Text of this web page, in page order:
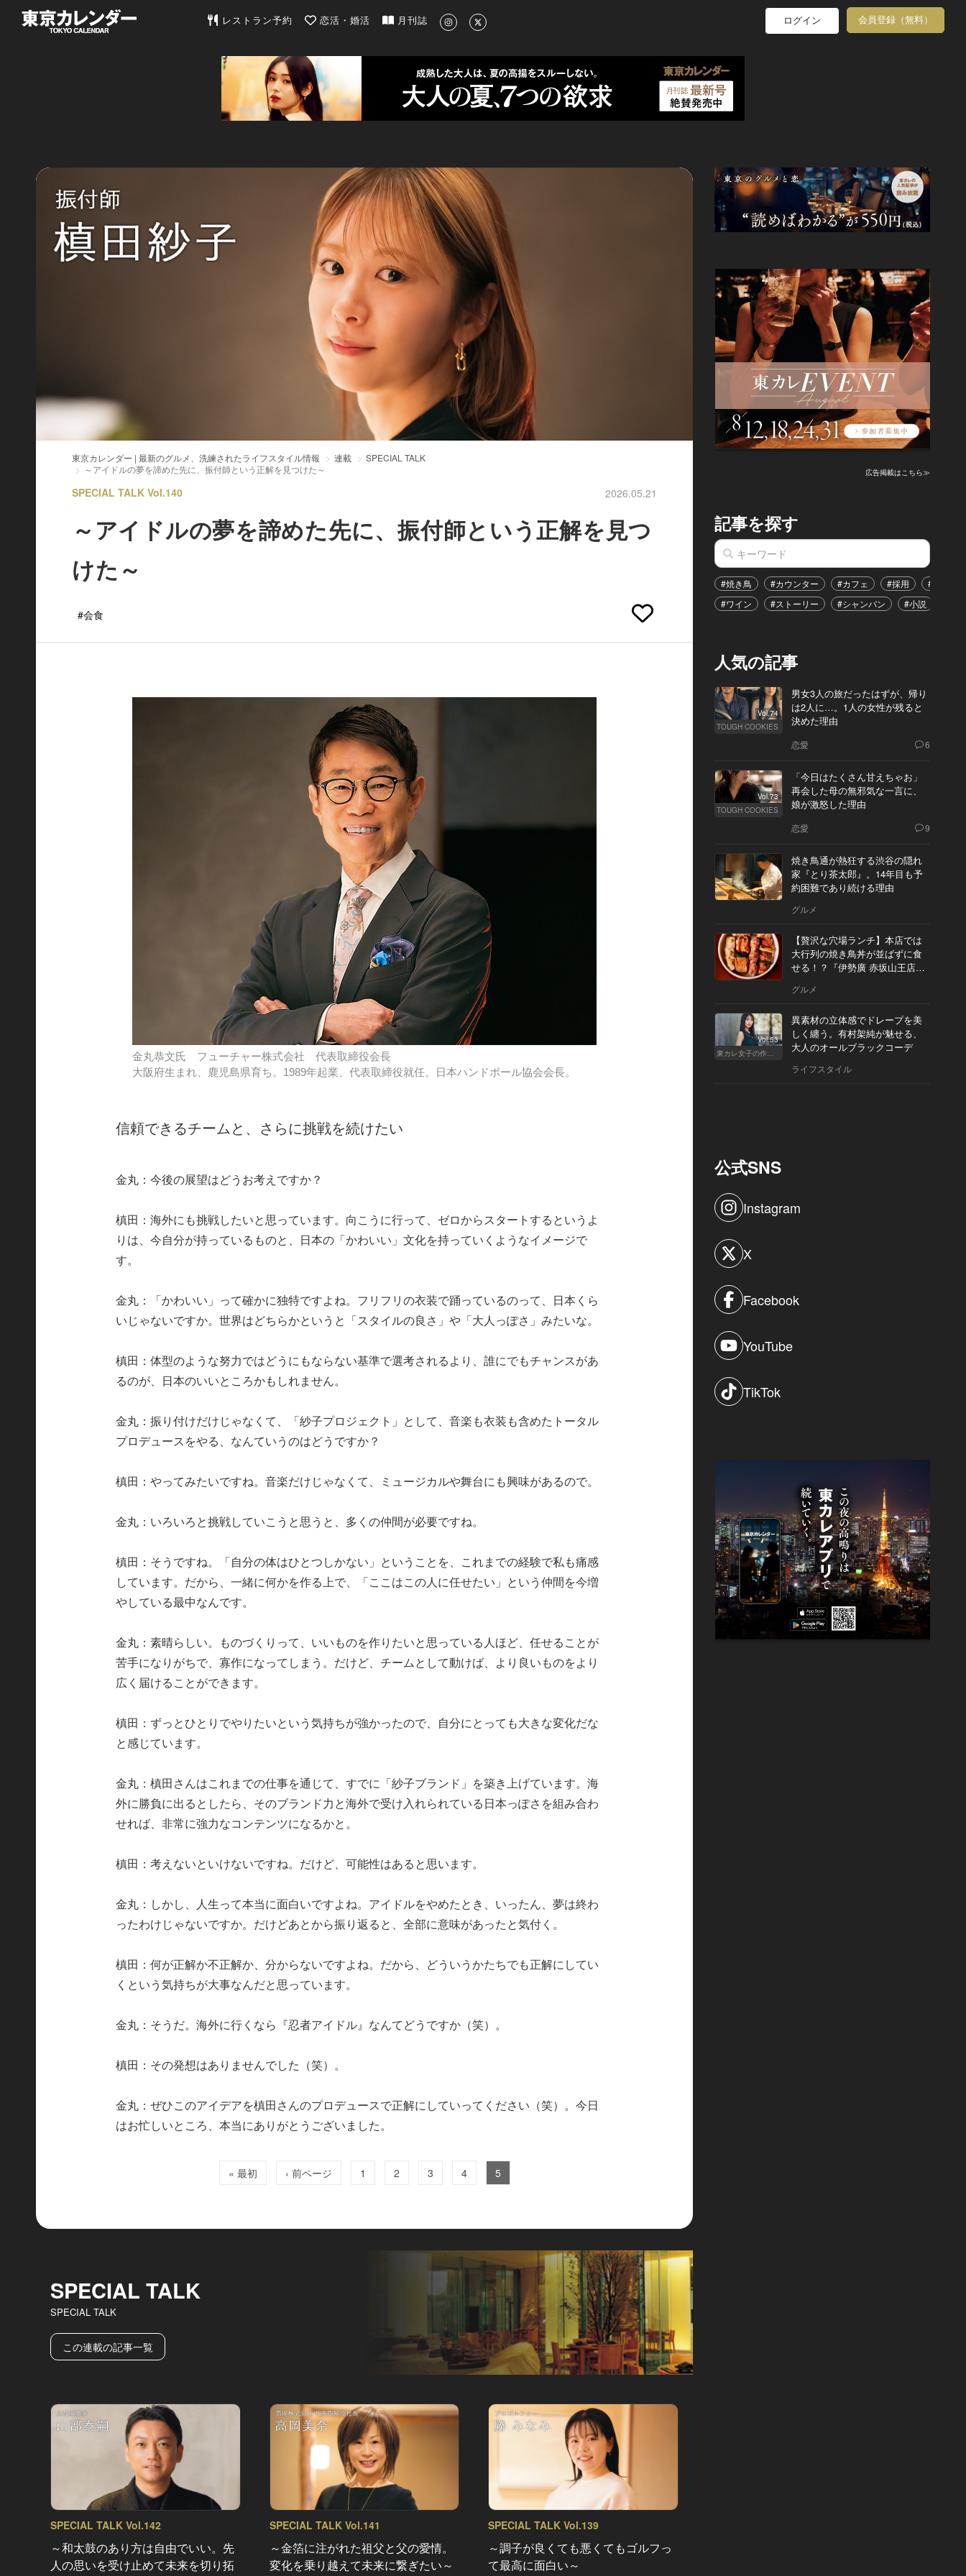
東京カレンダー | 最新のグルメ、洗練されたライフスタイル情報
レストラン予約 恋活・婚活 月刊誌 ログイン 会員登録（無料）
東京カレンダー | 最新のグルメ、洗練されたライフスタイル情報 連載
SPECIAL TALK
～アイドルの夢を諦めた先に、振付師という正解を見つけた～
SPECIAL TALK Vol.140 2026.05.21
～アイドルの夢を諦めた先に、振付師という正解を見つ
けた～
#会食
金丸恭文氏 フューチャー株式会社 代表取締役会長
大阪府生まれ、鹿児島県育ち。1989年起業、代表取締役就任。日本ハンドボール協会会長。
信頼できるチームと、さらに挑戦を続けたい
金丸：今後の展望はどうお考えですか？
槙田：海外にも挑戦したいと思っています。向こうに行って、ゼロからスタートするというよ
りは、今自分が持っているものと、日本の「かわいい」文化を持っていくようなイメージで
す。
金丸：「かわいい」って確かに独特ですよね。フリフリの衣装で踊っているのって、日本くら
いじゃないですか。世界はどちらかというと「スタイルの良さ」や「大人っぽさ」みたいな。
槙田：体型のような努力ではどうにもならない基準で選考されるより、誰にでもチャンスがあ
るのが、日本のいいところかもしれません。
金丸：振り付けだけじゃなくて、「紗子プロジェクト」として、音楽も衣装も含めたトータル
プロデュースをやる、なんていうのはどうですか？
槙田：やってみたいですね。音楽だけじゃなくて、ミュージカルや舞台にも興味があるので。
金丸：いろいろと挑戦していこうと思うと、多くの仲間が必要ですね。
槙田：そうですね。「自分の体はひとつしかない」ということを、これまでの経験で私も痛感
しています。だから、一緒に何かを作る上で、「ここはこの人に任せたい」という仲間を今増
やしている最中なんです。
金丸：素晴らしい。ものづくりって、いいものを作りたいと思っている人ほど、任せることが
苦手になりがちで、寡作になってしまう。だけど、チームとして動けば、より良いものをより
広く届けることができます。
槙田：ずっとひとりでやりたいという気持ちが強かったので、自分にとっても大きな変化だな
と感じています。
金丸：槙田さんはこれまでの仕事を通じて、すでに「紗子ブランド」を築き上げています。海
外に勝負に出るとしたら、そのブランド力と海外で受け入れられている日本っぽさを組み合わ
せれば、非常に強力なコンテンツになるかと。
槙田：考えないといけないですね。だけど、可能性はあると思います。
金丸：しかし、人生って本当に面白いですよね。アイドルをやめたとき、いったん、夢は終わ
ったわけじゃないですか。だけどあとから振り返ると、全部に意味があったと気付く。
槙田：何が正解か不正解か、分からないですよね。だから、どういうかたちでも正解にしてい
くという気持ちが大事なんだと思っています。
金丸：そうだ。海外に行くなら『忍者アイドル』なんてどうですか（笑）。
槙田：その発想はありませんでした（笑）。
金丸：ぜひこのアイデアを槙田さんのプロデュースで正解にしていってください（笑）。今日
はお忙しいところ、本当にありがとうございました。
« 最初 ‹ 前ページ 1 2 3 4 5
SPECIAL TALK
SPECIAL TALK
この連載の記事一覧
SPECIAL TALK Vol.142
～和太鼓のあり方は自由でいい。先
人の思いを受け止めて未来を切り拓
SPECIAL TALK Vol.141
～金箔に注がれた祖父と父の愛情。
変化を乗り越えて未来に繋ぎたい～
SPECIAL TALK Vol.139
～調子が良くても悪くてもゴルフっ
て最高に面白い～
広告掲載はこちら≫
記事を探す
#焼き鳥 #カウンター #カフェ #採用
#恋愛
#ワイン
#ストーリー #シャンパン #小説
人気の記事
Vol.74
TOUGH COOKIES
男女3人の旅だったはずが、帰り
は2人に…。1人の女性が残ると
決めた理由
恋愛 6
Vol.73
TOUGH COOKIES
「今日はたくさん甘えちゃお」
再会した母の無邪気な一言に、
娘が激怒した理由
恋愛 9
焼き鳥通が熱狂する渋谷の隠れ
家『とり茶太郎』。14年目も予
約困難であり続ける理由
グルメ
【贅沢な穴場ランチ】本店では
大行列の焼き鳥丼が並ばずに食
せる！？『伊勢廣 赤坂山王店』
グルメ
Vol.53
東カレ女子の作り方
異素材の立体感でドレープを美
しく纏う。有村架純が魅せる、
大人のオールブラックコーデ
ライフスタイル
公式SNS
Instagram
X
Facebook
YouTube
TikTok